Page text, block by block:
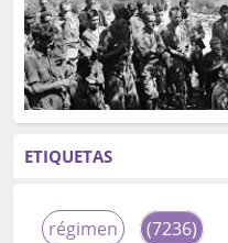
ETIQUETAS
régimen
(7236)